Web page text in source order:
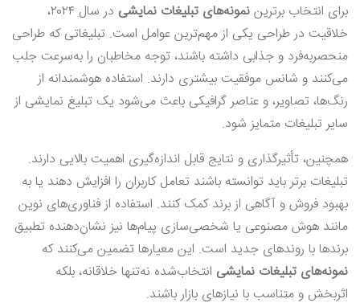
برای انتخاب برتریننمونه‌های تبلیغات نمایشی
در سال ۲۰۲۴،
خلاقیت در طراحی یکی از مهم‌ترین عوامل است. تبلیغاتی که طراحی
منحصربه‌فرد و جذابی داشته باشند، توجه مخاطبان را به‌سرعت جلب
می‌کنند و شانس موفقیت بیشتری دارند. استفاده هوشمندانه از
رنگ‌ها، تصاویر، و عناصر گرافیکی باعث می‌شود یک تبلیغ نمایشی از
سایر تبلیغات متمایز شود.
همچنین، تأثیرگذاری و نتایج قابل اندازه‌گیری اهمیت بالایی دارند.
تبلیغات برتر باید توانسته باشند تعامل کاربران را افزایش دهند یا به
بهبود فروش و آگاهی از برند کمک کنند. استفاده از فناوری‌های نوین
مانند هوش مصنوعی یا شخصی‌سازی پیام‌ها نیز نشان‌دهنده تطبیق
برندها با روندهای جدید است. این معیارها تضمین می‌کنند که
نمونه‌های تبلیغات نمایشی انتخاب‌شده نه‌تنها خلاقانه، بلکه
اثربخش و متناسب با نیازهای بازار باشند.